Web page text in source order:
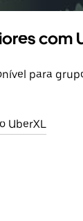
com
para
UberXL